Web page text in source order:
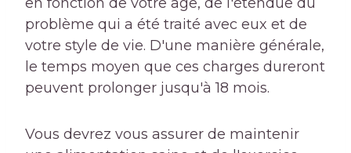
problème qui a été traité avec eux et de
votre style de vie. D'une manière générale,
le temps moyen que ces charges dureront
peuvent prolonger jusqu'à 18 mois.
Vous devrez vous assurer de maintenir